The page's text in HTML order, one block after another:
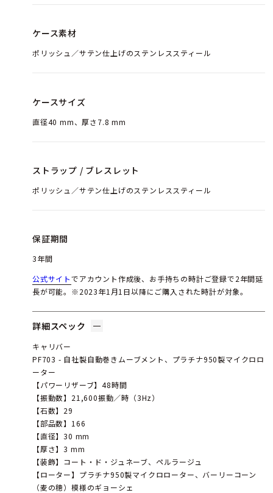
ケース素材
ポリッシュ／サテン仕上げのステンレススティール
ケースサイズ
直径40 mm、厚さ7.8 mm
ストラップ / ブレスレット
ポリッシュ／サテン仕上げのステンレススティール
保証期間
3年間
公式サイトでアカウント作成後、お手持ちの時計ご登録で2年間延
長が可能。※2023年1月1日以降にご購入された時計が対象。
詳細スペック
キャリバー
PF703 - 自社製自動巻きムーブメント、プラチナ950製マイクロロ
ーター
【パワーリザーブ】48時間
【振動数】21,600振動／時（3Hz）
【石数】29
【部品数】166
【直径】30 mm
【厚さ】3 mm
【装飾】コート・ド・ジュネーブ、ペルラージュ
【ローター】プラチナ950製マイクロローター、バーリーコーン
（麦の穂）模様のギョーシェ